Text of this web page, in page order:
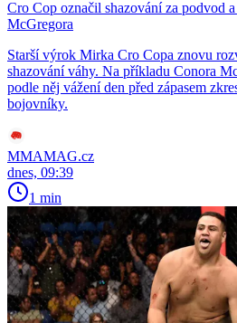
Cro Cop označil shazování za podvod
McGregora
Starší výrok Mirka Cro Copa znovu
shazování váhy. Na příkladu Conora
podle něj vážení den před zápasem
bojovníky.
MMAMAG.cz
dnes, 09:39
1 min